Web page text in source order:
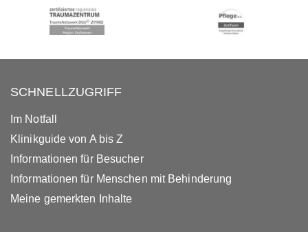
SCHNELLZUGRIFF
Im Notfall
Klinikguide von A bis Z
Informationen für Besucher
Informationen für Menschen mit Behinderung
Meine gemerkten Inhalte